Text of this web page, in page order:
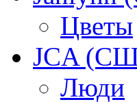
Цветы
JCA
Люди